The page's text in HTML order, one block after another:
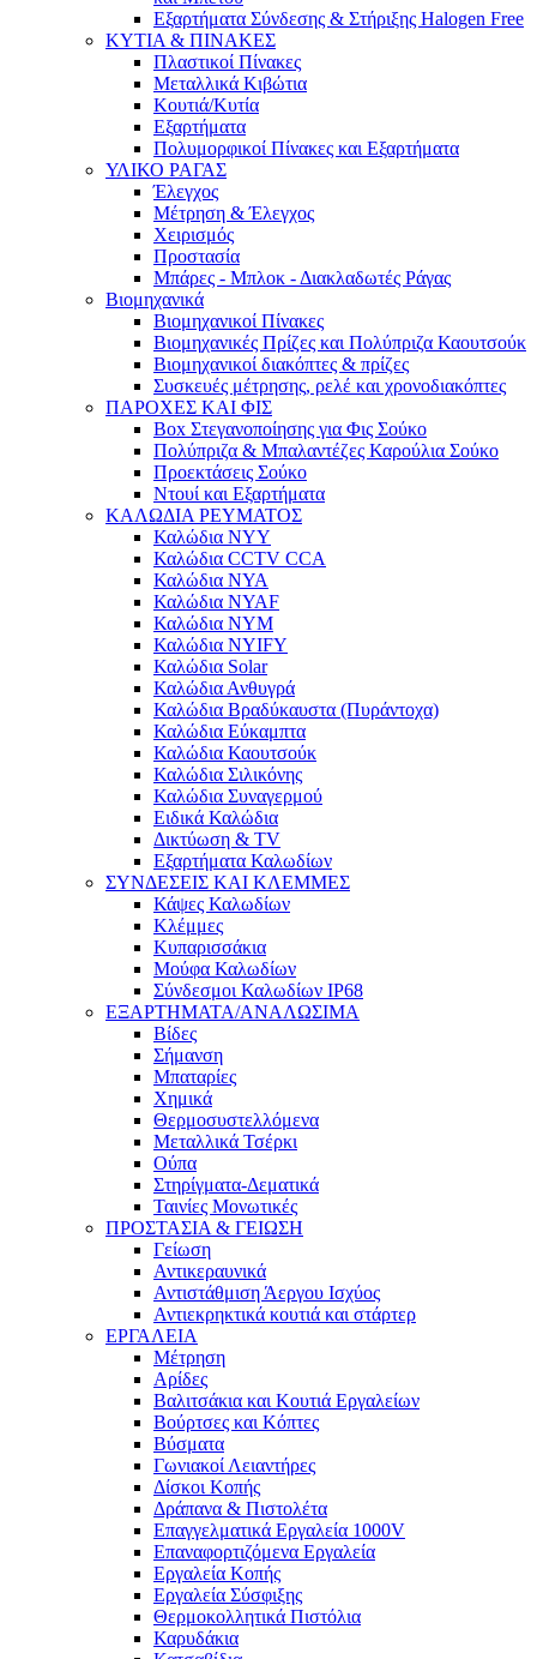
Εξαρτήματα Σύνδεσης & Στήριξης Halogen Free
ΚΥΤΙΑ & ΠΙΝΑΚΕΣ
Πλαστικοί Πίνακες
Μεταλλικά Κιβώτια
Κουτιά/Κυτία
Εξαρτήματα
Πολυμορφικοί Πίνακες και Εξαρτήματα
ΥΛΙΚΟ ΡΑΓΑΣ
Έλεγχος
Μέτρηση & Έλεγχος
Χειρισμός
Προστασία
Μπάρες - Μπλοκ - Διακλαδωτές Ράγας
Βιομηχανικά
Βιομηχανικοί Πίνακες
Βιομηχανικές Πρίζες και Πολύπριζα Καουτσούκ
Βιομηχανικοί διακόπτες & πρίζες
Συσκευές μέτρησης, ρελέ και χρονοδιακόπτες
ΠΑΡΟΧΕΣ ΚΑΙ ΦΙΣ
Box Στεγανοποίησης για Φις Σούκο
Πολύπριζα & Μπαλαντέζες Καρούλια Σούκο
Προεκτάσεις Σούκο
Ντουί και Εξαρτήματα
ΚΑΛΩΔΙΑ ΡΕΥΜΑΤΟΣ
Καλώδια NYY
Καλώδια CCTV CCA
Καλώδια NYA
Καλώδια NYAF
Καλώδια NYM
Καλώδια NYIFY
Καλώδια Solar
Καλώδια Ανθυγρά
Καλώδια Βραδύκαυστα (Πυράντοχα)
Καλώδια Εύκαμπτα
Καλώδια Καουτσούκ
Καλώδια Σιλικόνης
Καλώδια Συναγερμού
Ειδικά Καλώδια
Δικτύωση & TV
Εξαρτήματα Καλωδίων
ΣΥΝΔΕΣΕΙΣ ΚΑΙ ΚΛΕΜΜΕΣ
Κάψες Καλωδίων
Κλέμμες
Κυπαρισσάκια
Μούφα Καλωδίων
Σύνδεσμοι Καλωδίων IP68
ΕΞΑΡΤΗΜΑΤΑ/ΑΝΑΛΩΣΙΜΑ
Βίδες
Σήμανση
Μπαταρίες
Χημικά
Θερμοσυστελλόμενα
Μεταλλικά Τσέρκι
Ούπα
Στηρίγματα-Δεματικά
Ταινίες Μονωτικές
ΠΡΟΣΤΑΣΙΑ & ΓΕΙΩΣΗ
Γείωση
Αντικεραυνικά
Αντιστάθμιση Άεργου Ισχύος
Αντιεκρηκτικά κουτιά και στάρτερ
ΕΡΓΑΛΕΙΑ
Μέτρηση
Αρίδες
Βαλιτσάκια και Κουτιά Εργαλείων
Βούρτσες και Κόπτες
Βύσματα
Γωνιακοί Λειαντήρες
Δίσκοι Κοπής
Δράπανα & Πιστολέτα
Επαγγελματικά Εργαλεία 1000V
Επαναφορτιζόμενα Εργαλεία
Εργαλεία Κοπής
Εργαλεία Σύσφιξης
Θερμοκολλητικά Πιστόλια
Καρυδάκια